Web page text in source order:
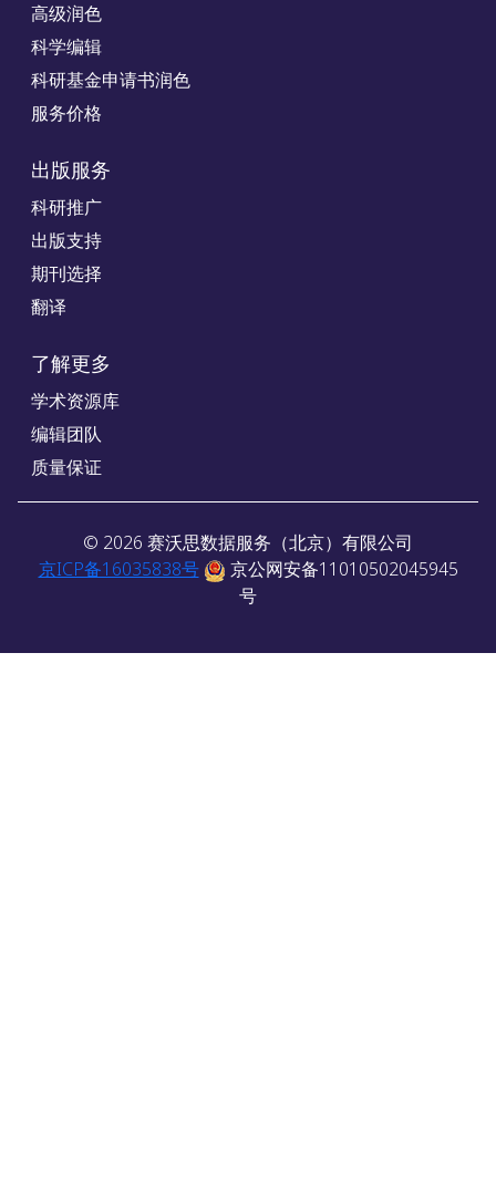
高级润色
科学编辑
科研基金申请书润色
服务价格
出版服务
科研推广
出版支持
期刊选择
翻译
了解更多
学术资源库
编辑团队
质量保证
© 2026 赛沃思数据服务（北京）有限公司
京ICP备16035838号
京公网安备11010502045945
号